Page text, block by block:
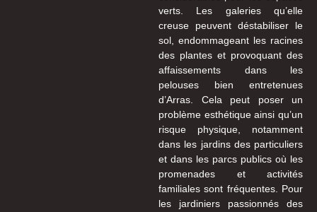
verts. Les galeries qu’elle
creuse peuvent déstabiliser le
sol, endommageant les racines
des plantes et provoquant des
affaissements dans les
pelouses bien entretenues
d’Arras. Cela peut poser un
problème esthétique ainsi qu’un
risque physique, notamment
dans les jardins des particuliers
et dans les parcs publics où les
promenades et activités
familiales sont fréquentes. Pour
les jardiniers passionnés des